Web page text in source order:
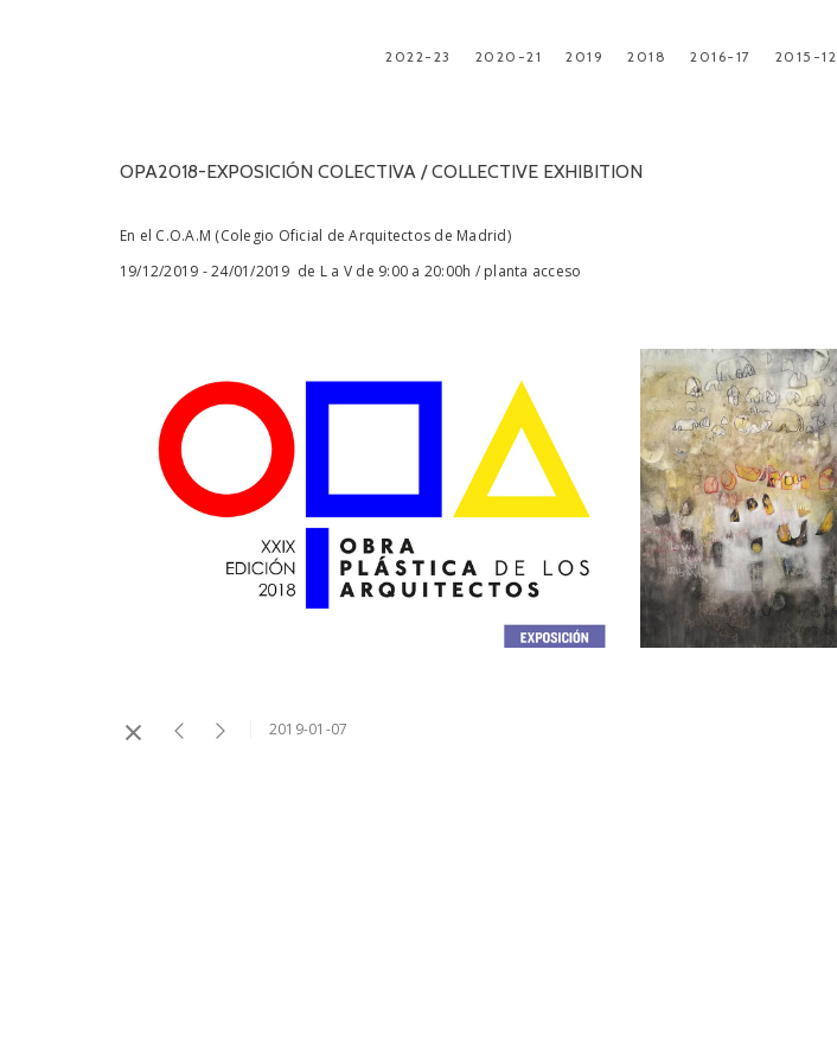
2022-23 2020-21 2019 2018 2016-17 2015-12
OPA2018-EXPOSICIÓN COLECTIVA / COLLECTIVE EXHIBITION
En el C.O.A.M (Colegio Oficial de Arquitectos de Madrid)
19/12/2019 - 24/01/2019 de L a V de 9:00 a 20:00h / planta acceso
2019-01-07